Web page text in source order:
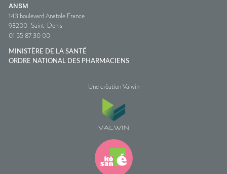
ANSM
143 boulevard Anatole France
93200 Saint-Denis
01 55 87 30 00
MINISTÈRE DE LA SANTÉ
ORDRE NATIONAL DES PHARMACIENS
Une création Valwin